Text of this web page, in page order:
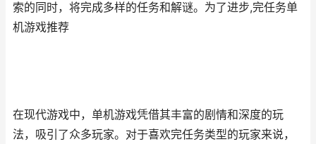
索的同时，将完成多样的任务和解谜。为了进步,完任务单
机游戏推荐
在现代游戏中，单机游戏凭借其丰富的剧情和深度的玩
法，吸引了众多玩家。对于喜欢完任务类型的玩家来说，